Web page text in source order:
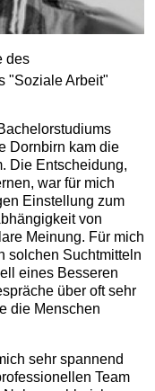
des
"Soziale Arbeit"
Dornbirn kam die
Die Entscheidung,
war für mich
Einstellung zum
von
Meinung. Für mich
solchen Suchtmitteln
eines Besseren
über oft sehr
die Menschen
sehr spannend
Team